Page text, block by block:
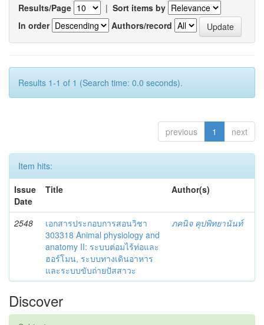
Results/Page | Sort items by
In order
Authors/record
Results 1-1 of 1 (Search time: 0.0 seconds).
previous 1 next
Item hits:
Issue
Date
Title Author(s)
2548
เอกสารประกอบการสอนวิชา
303318 Animal physiology and
anatomy II: ระบบต่อมไร้ท่อและ
ฮอร์โมน, ระบบทางเดินอาหาร
และระบบขับถ่ายปัสสาวะ
ภคนิจ คุปพิทยานันท์
Discover